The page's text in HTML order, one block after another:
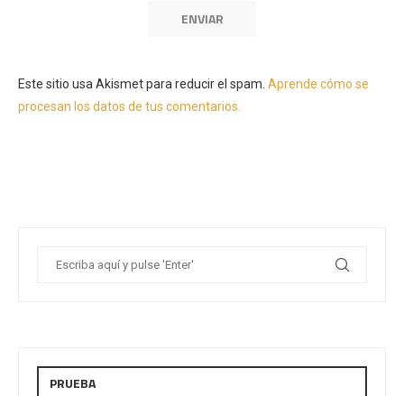
Este sitio usa Akismet para reducir el spam. Aprende cómo se
procesan los datos de tus comentarios.
PRUEBA